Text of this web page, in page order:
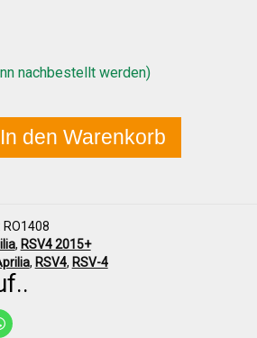
nachbestellt werden)
In den Warenkorb
RO1408
, RSV4 2015+
, RSV4, RSV-4